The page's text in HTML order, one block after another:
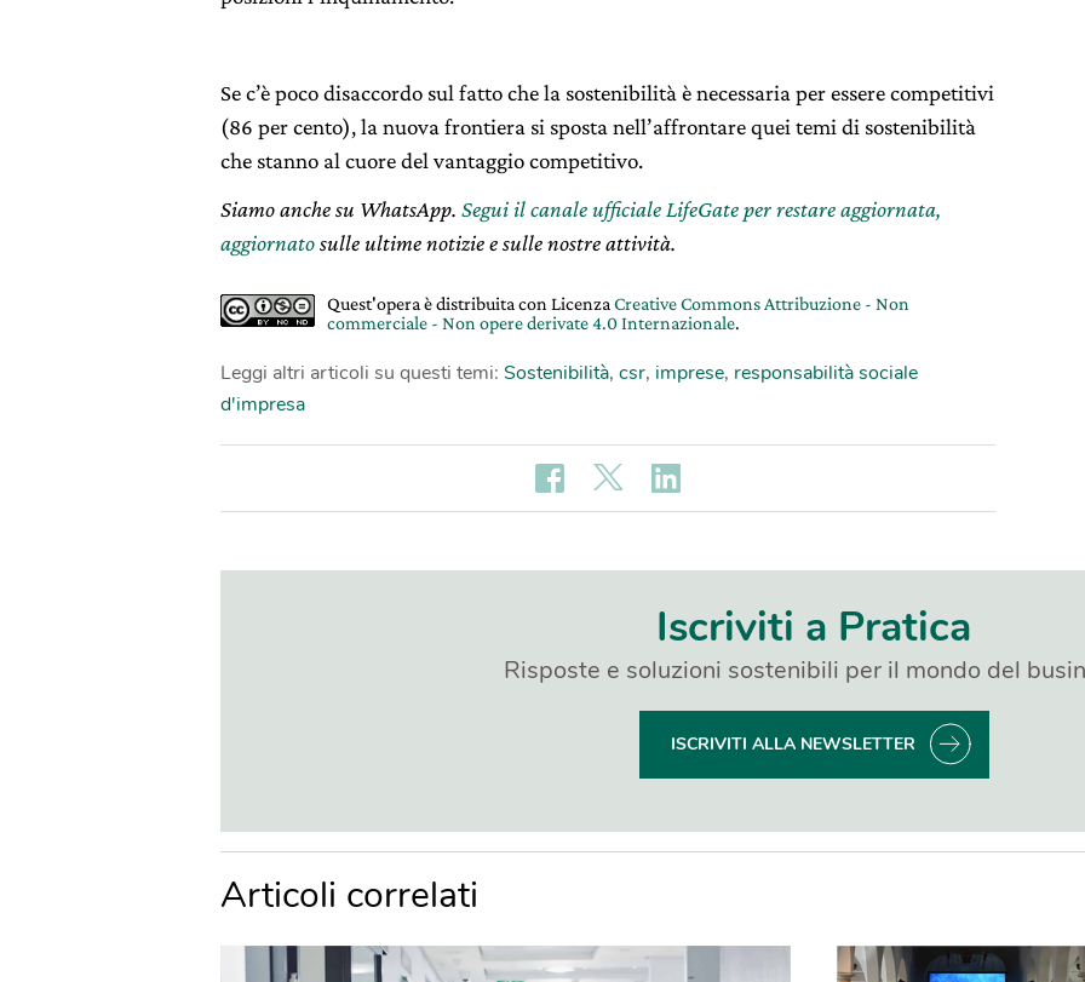
Se c’è poco disaccordo sul fatto che la sostenibilità è necessaria per essere competitivi
(86 per cento), la nuova frontiera si sposta nell’affrontare quei temi di sostenibilità
che stanno al cuore del vantaggio competitivo.
Siamo anche su WhatsApp. Segui il canale ufficiale LifeGate per restare aggiornata,
aggiornatosulle ultime notizie e sulle nostre attività.
Quest'opera è distribuita con Licenza Creative Commons Attribuzione - Non
commerciale - Non opere derivate 4.0 Internazionale.
Leggi altri articoli su questi temi: Sostenibilità, csr, imprese, responsabilità sociale
d'impresa
Iscriviti a Pratica
Risposte e soluzioni sostenibili per il mondo del
ISCRIVITI ALLA NEWSLETTER
Articoli correlati